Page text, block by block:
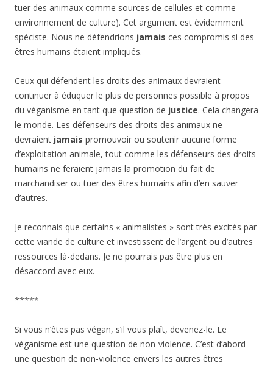
tuer des animaux comme sources de cellules et comme
environnement de culture). Cet argument est évidemment
spéciste. Nous ne défendrions jamais ces compromis si des
êtres humains étaient impliqués.
Ceux qui défendent les droits des animaux devraient
continuer à éduquer le plus de personnes possible à propos
du véganisme en tant que question de justice. Cela changera
le monde. Les défenseurs des droits des animaux ne
devraient jamais promouvoir ou soutenir aucune forme
d’exploitation animale, tout comme les défenseurs des droits
humains ne feraient jamais la promotion du fait de
marchandiser ou tuer des êtres humains afin d’en sauver
d’autres.
Je reconnais que certains « animalistes » sont très excités par
cette viande de culture et investissent de l’argent ou d’autres
ressources là-dedans. Je ne pourrais pas être plus en
désaccord avec eux.
*****
Si vous n’êtes pas végan, s’il vous plaît, devenez-le. Le
véganisme est une question de non-violence. C’est d’abord
une question de non-violence envers les autres êtres